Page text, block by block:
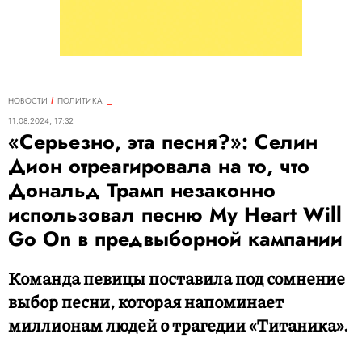
НОВОСТИ
ПОЛИТИКА
11.08.2024, 17:32
«Серьезно, эта песня?»: Селин
Дион отреагировала на то, что
Дональд Трамп незаконно
использовал песню My Heart Will
Go On в предвыборной кампании
Команда певицы поставила под сомнение
выбор песни, которая напоминает
миллионам людей о трагедии «Титаника».